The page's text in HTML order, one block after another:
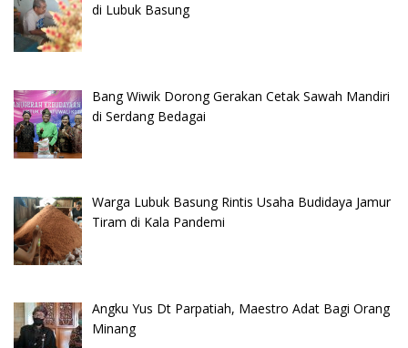
di Lubuk Basung
Bang Wiwik Dorong Gerakan Cetak Sawah Mandiri
di Serdang Bedagai
Warga Lubuk Basung Rintis Usaha Budidaya Jamur
Tiram di Kala Pandemi
Angku Yus Dt Parpatiah, Maestro Adat Bagi Orang
Minang